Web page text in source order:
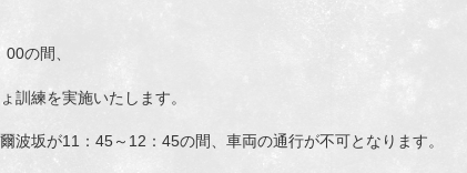
の間、
訓練を実施いたします。
波坂が11：45～12：45の間、車両の通行が不可となります。